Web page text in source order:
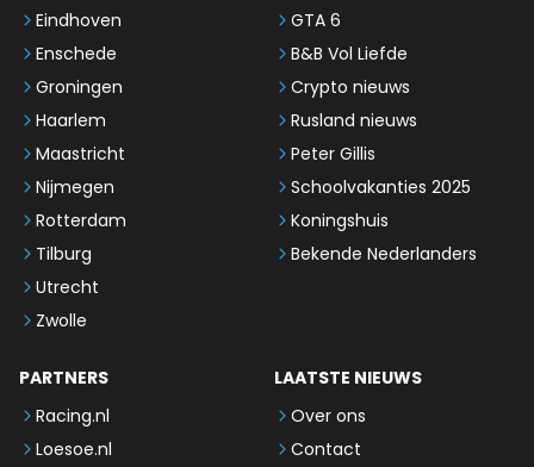
Eindhoven
Enschede
Groningen
Haarlem
Maastricht
Nijmegen
Rotterdam
Tilburg
Utrecht
Zwolle
GTA 6
B&B Vol Liefde
Crypto nieuws
Rusland nieuws
Peter Gillis
Schoolvakanties 2025
Koningshuis
Bekende Nederlanders
PARTNERS
Racing.nl
Loesoe.nl
LAATSTE NIEUWS
Over ons
Contact